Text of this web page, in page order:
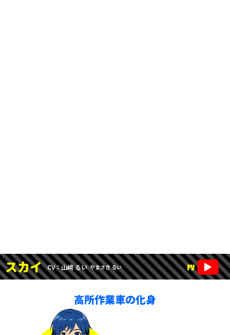
スカイ CV：山﨑 るい やまさき るい
高所作業車の化身